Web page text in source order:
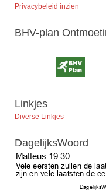
Privacybeleid inzien
BHV-plan
Linkjes
Diverse Linkjes
DagelijksWoord